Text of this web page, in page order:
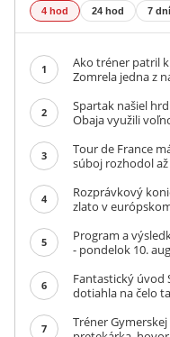
4 hod 24 hod 7 dní
1
Ako tréner patril
Zomrela jedna z
2
Spartak našiel
Obaja využili
3
Tour de France
súboj rozhodol
4
Rozprávkový
zlato v
5
Program a
- pondelok 10.
6
Fantastický úvod
dotiahla na čelo
7
Tréner